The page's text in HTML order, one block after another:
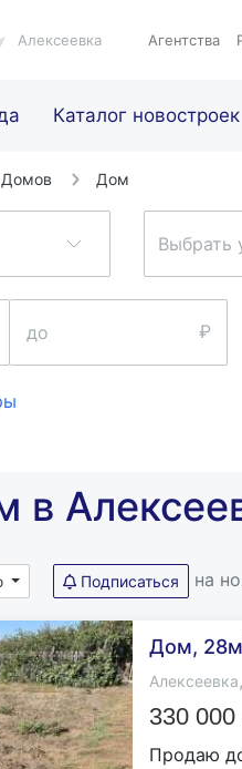
Алексеевка Агентства
Каталог новостроек
Дом
Выбрать
в
Подписаться на
Дом,
Алексеевка,
330 000
Продаю